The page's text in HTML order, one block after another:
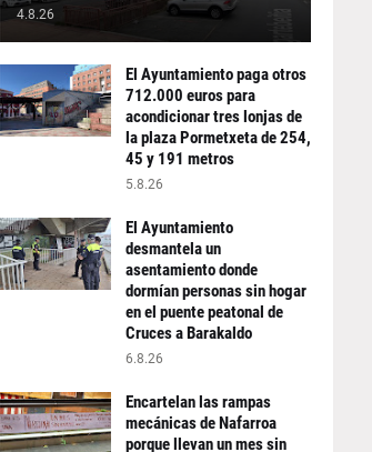
4.8.26
El Ayuntamiento paga otros
712.000 euros para
acondicionar tres lonjas de
la plaza Pormetxeta de 254,
45 y 191 metros
5.8.26
El Ayuntamiento
desmantela un
asentamiento donde
dormían personas sin hogar
en el puente peatonal de
Cruces a Barakaldo
6.8.26
Encartelan las rampas
mecánicas de Nafarroa
porque llevan un mes sin